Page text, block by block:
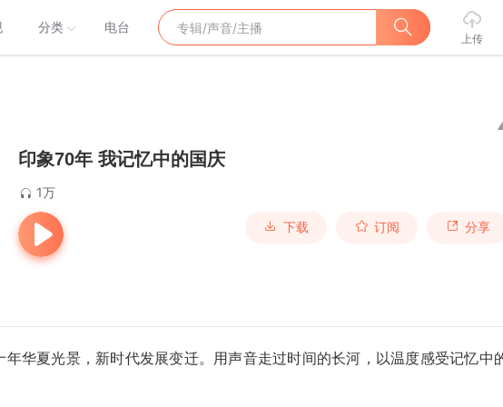
分类 电台
上传
印象70年 我记忆中的国庆
1万
下载 订阅 分享
华夏光景，新时代发展变迁。用声音走过时间的长河，以温度感受记忆中